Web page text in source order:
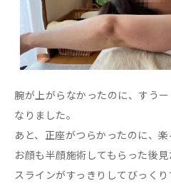
腕が上がらなかったのに、すう
なりました。
あと、正座がつらかったのに、
お顔も半顔施術してもらった後
スラインがすっきりしてびっくり